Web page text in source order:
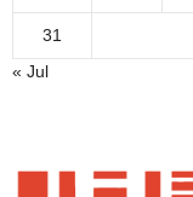
31
« Jul